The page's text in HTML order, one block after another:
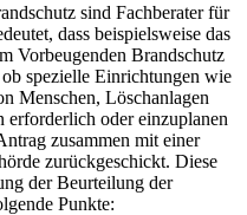
sind Fachberater für
dass beispielsweise das
Vorbeugenden Brandschutz
spezielle Einrichtungen wie
Menschen, Löschanlagen
erforderlich oder einzuplanen
zusammen mit einer
zurückgeschickt. Diese
der Beurteilung der
Punkte: